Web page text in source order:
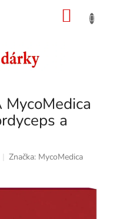
a
Značka: MycoMedica